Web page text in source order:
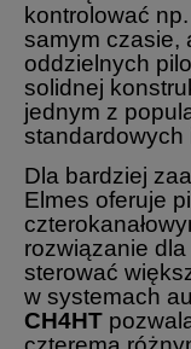
kontrolować
samym czasie,
oddzielnych
solidnej
jednym z
standardowych
Dla bardziej
Elmes oferuje
rozwiązanie
sterować
w systemach
CH4HT